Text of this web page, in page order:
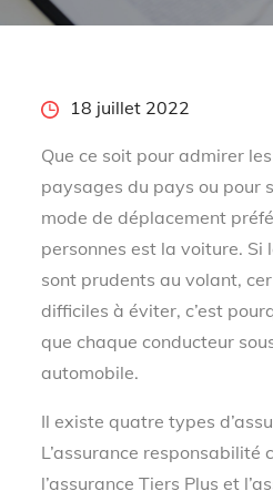
Posted18 juillet 2022
Que ce soit pour admirer
paysages du pays ou pour
mode de déplacement
personnes est la voiture. Si
sont prudents au volant,
difficiles à éviter, c’est
que chaque conducteur
automobile.
Il existe quatre types
L’assurance responsabilité
l’assurance Tiers Plus et